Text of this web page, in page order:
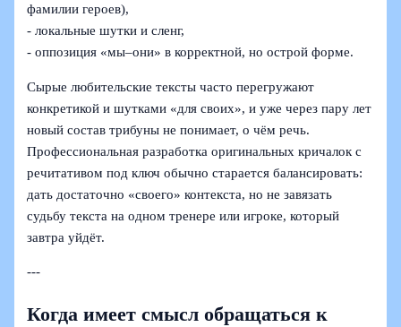
фамилии героев),
- локальные шутки и сленг,
- оппозиция «мы–они» в корректной, но острой форме.
Сырые любительские тексты часто перегружают
конкретикой и шутками «для своих», и уже через пару лет
новый состав трибуны не понимает, о чём речь.
Профессиональная разработка оригинальных кричалок с
речитативом под ключ обычно старается балансировать:
дать достаточно «своего» контекста, но не завязать
судьбу текста на одном тренере или игроке, который
завтра уйдёт.
---
Когда имеет смысл обращаться к